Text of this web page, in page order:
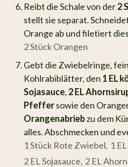
Reibt die Schale von der2
stellt sie separat.
Orange ab und filetiert
2 Stück Orangen
Gebt die Zwiebelringe,
Kohlrabiblätter, den 1 EL
Sojasauce, 2 EL
Pfeffersowie den
Orangenabriebzu dem
alles. Abschmecken und
1 Stück Rote Zwiebel, 1
2 EL Sojasauce, 2 EL